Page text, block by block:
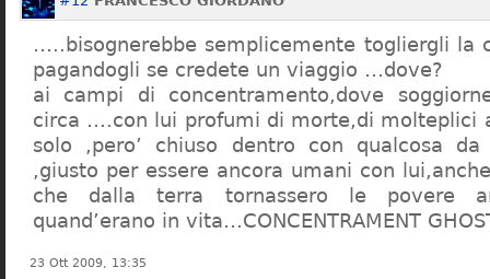
…..bisognerebbe semplicemente togliergli la
pagandogli se credete un viaggio …dove?
ai campi di concentramento,dove
circa ….con lui profumi di morte,di molteplici
solo ,pero’ chiuso dentro con qualcosa
,giusto per essere ancora umani con
che dalla terra tornassero le povere
quand’erano in vita…CONCENTRAMENT
23 Ott 2009, 13:35